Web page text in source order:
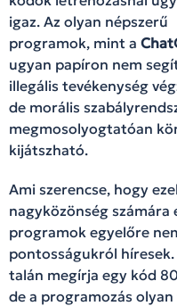
igaz. Az olyan népszerű
programok, mint a
ugyan papíron nem
illegális tevékenység
de morális
megmosolyogtatóan
kijátszható.
Ami szerencse, hogy
nagyközönség számára
programok egyelőre
pontosságukról híresek.
talán megírja egy kód
de a programozás